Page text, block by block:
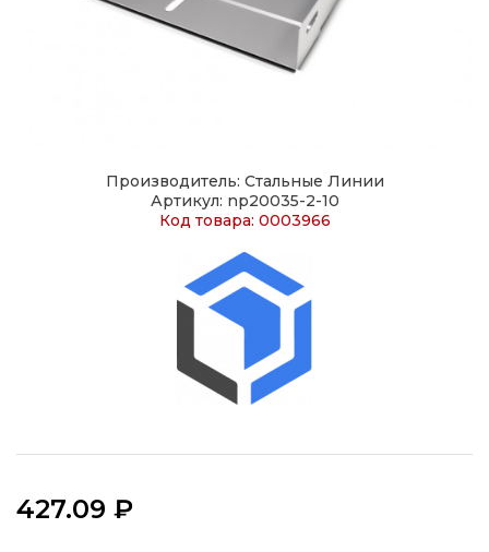
Производитель: Стальные Линии
Артикул: np20035-2-10
Код товара: 0003966
427.09 ₽